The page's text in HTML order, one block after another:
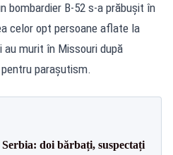
bombardier B‑52 s‑a prăbușit în
celor opt persoane aflate la
au murit în Missouri după
parașutism.
doi bărbați, suspectați